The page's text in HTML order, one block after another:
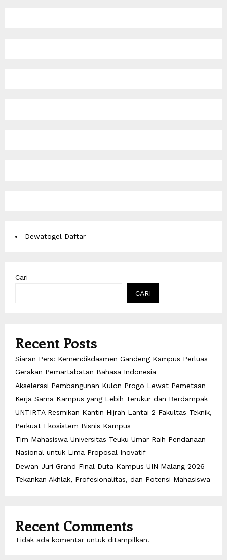
Dewatogel Daftar
Cari
CARI
Recent Posts
Siaran Pers: Kemendikdasmen Gandeng Kampus Perluas
Gerakan Pemartabatan Bahasa Indonesia
Akselerasi Pembangunan Kulon Progo Lewat Pemetaan
Kerja Sama Kampus yang Lebih Terukur dan Berdampak
UNTIRTA Resmikan Kantin Hijrah Lantai 2 Fakultas Teknik,
Perkuat Ekosistem Bisnis Kampus
Tim Mahasiswa Universitas Teuku Umar Raih Pendanaan
Nasional untuk Lima Proposal Inovatif
Dewan Juri Grand Final Duta Kampus UIN Malang 2026
Tekankan Akhlak, Profesionalitas, dan Potensi Mahasiswa
Recent Comments
Tidak ada komentar untuk ditampilkan.